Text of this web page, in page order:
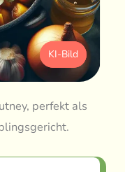
KI-Bild
perfekt als